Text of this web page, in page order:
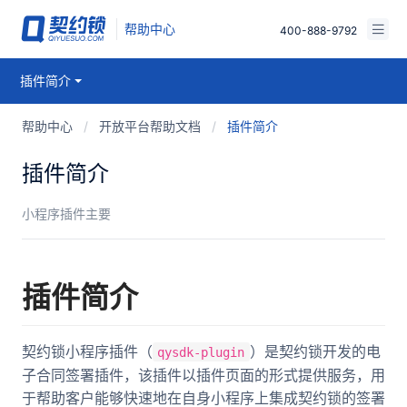
帮助中心 400-888-9792
视频课堂
产品文档
问答知识库
已有账号，登录
插件简介
帮助中心 / 开放平台帮助文档 / 插件简介
插件简介
小程序插件主要
插件简介
契约锁小程序插件（ qysdk-plugin ）是契约锁开发的电
子合同签署插件，该插件以插件页面的形式提供服务，用
于帮助客户能够快速地在自身小程序上集成契约锁的签署